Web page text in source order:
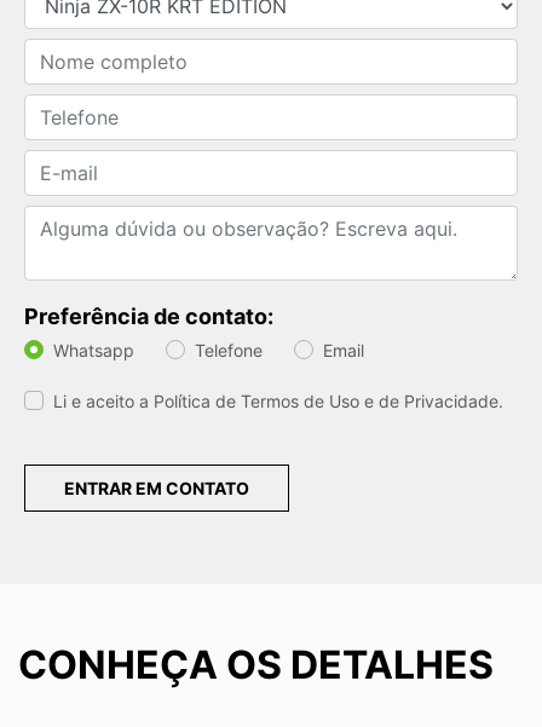
Preferência de contato:
Whatsapp Telefone Email
Li e aceito a Política de Termos de Uso e de Privacidade.
ENTRAR EM CONTATO
CONHEÇA OS DETALHES